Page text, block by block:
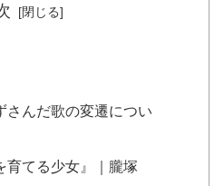
さんだ歌の変遷につい
育てる少女』｜朧塚